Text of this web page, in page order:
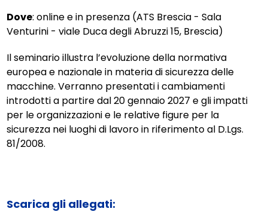
Dove: online e in presenza (ATS Brescia - Sala
Venturini - viale Duca degli Abruzzi 15, Brescia)
Il seminario illustra l’evoluzione della normativa
europea e nazionale in materia di sicurezza delle
macchine. Verranno presentati i cambiamenti
introdotti a partire dal 20 gennaio 2027 e gli impatti
per le organizzazioni e le relative figure per la
sicurezza nei luoghi di lavoro in riferimento al D.Lgs.
81/2008.
Scarica gli allegati: